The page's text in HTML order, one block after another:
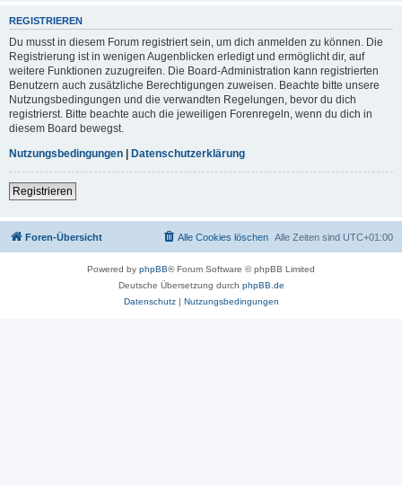
REGISTRIEREN
Du musst in diesem Forum registriert sein, um dich anmelden zu können. Die
Registrierung ist in wenigen Augenblicken erledigt und ermöglicht dir, auf
weitere Funktionen zuzugreifen. Die Board-Administration kann registrierten
Benutzern auch zusätzliche Berechtigungen zuweisen. Beachte bitte unsere
Nutzungsbedingungen und die verwandten Regelungen, bevor du dich
registrierst. Bitte beachte auch die jeweiligen Forenregeln, wenn du dich in
diesem Board bewegst.
Nutzungsbedingungen | Datenschutzerklärung
Registrieren
Foren-Übersicht Alle Zeiten sind UTC+01:00
Alle Cookies löschen
Powered by phpBB® Forum Software © phpBB Limited
Deutsche Übersetzung durch phpBB.de
Datenschutz| Nutzungsbedingungen